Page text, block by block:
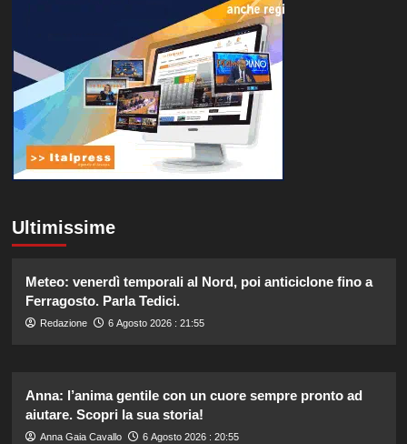
Ultimissime
Meteo: venerdì temporali al Nord, poi anticiclone fino a
Ferragosto. Parla Tedici.
Redazione 6 Agosto 2026 : 21:55
Anna: l’anima gentile con un cuore sempre pronto ad
aiutare. Scopri la sua storia!
Anna Gaia Cavallo 6 Agosto 2026 : 20:55